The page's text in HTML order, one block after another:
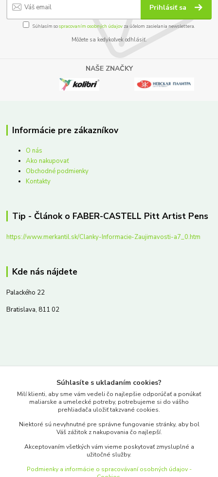
Prihlásiť sa
Súhlasím sospracovaním osobných údajov za účelom zasielania newslettera.
Môžete sa kedykoľvek odhlásiť.
NAŠE ZNAČKY
Informácie pre zákazníkov
O nás
Ako nakupovať
Obchodné podmienky
Kontakty
Tip - Článok o FABER-CASTELL Pitt Artist Pens
https://www.merkantil.sk/Clanky-Informacie-Zaujimavosti-a7_0.htm
Kde nás nájdete
Palackého 22
Bratislava, 811 02
www.merkantil.sk
Pondelok-Piatok: 9.00-17.00hod.
objednavky@merkantil-obchod.sk
Súhlasíte s ukladaním cookies?
Milí klienti, aby sme vám vedeli čo najlepšie odporúčať a ponúkať
maliarske a umelecké potreby, potrebujeme si do vášho
prehliadača uložiť takzvané cookies.
Niektoré sú nevyhnutné pre správne fungovanie stránky, aby bol
Váš zážitok z nakupovania čo najlepší.
Akceptovaním všetkých vám vieme poskytovať zmysluplné a
užitočné služby.
Podmienky a informácie o spracovávaní osobných údajov -